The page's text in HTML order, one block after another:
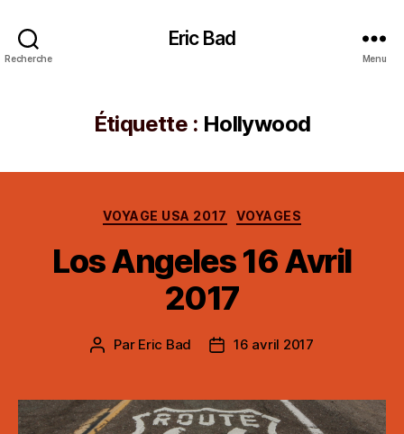
Recherche
Eric Bad
Menu
Étiquette : Hollywood
Catégories
VOYAGE USA 2017 VOYAGES
Los Angeles 16 Avril
2017
Auteur
Par Eric Bad
Date16 avril 2017